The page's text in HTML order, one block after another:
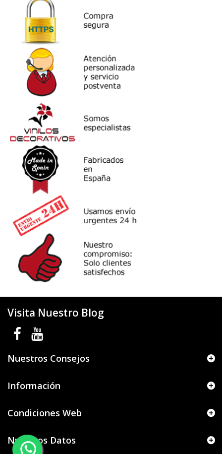
Visita Nuestro Blog
Nuestros Consejos
Información
Condiciones Web
Nuestros Datos